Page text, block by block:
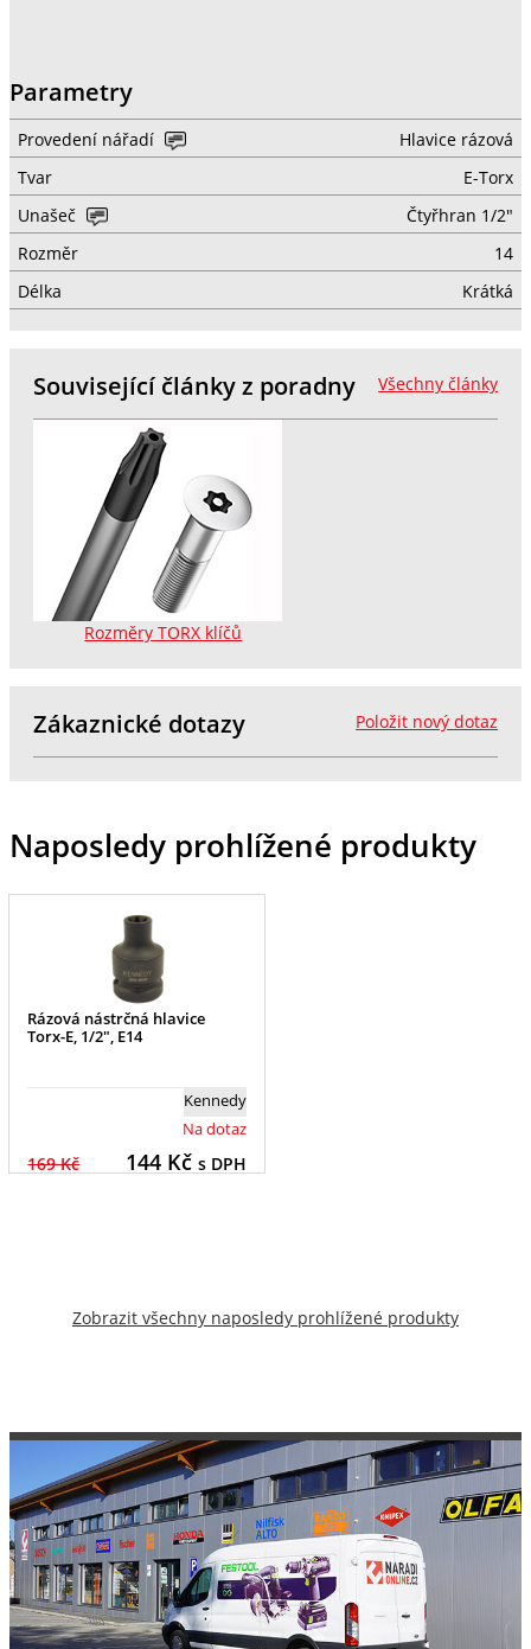
Parametry
Provedení nářadí
Hlavice rázová
Tvar
E-Torx
Unašeč
Čtyřhran 1/2"
Rozměr
14
Délka
Krátká
Všechny články
Související články z poradny
Rozměry TORX klíčů
Položit nový dotaz
Zákaznické dotazy
Naposledy prohlížené produkty
Rázová nástrčná hlavice
Torx-E, 1/2", E14
Kennedy
Na dotaz
169 Kč 144Kč s DPH
Zobrazit všechny naposledy prohlížené produkty